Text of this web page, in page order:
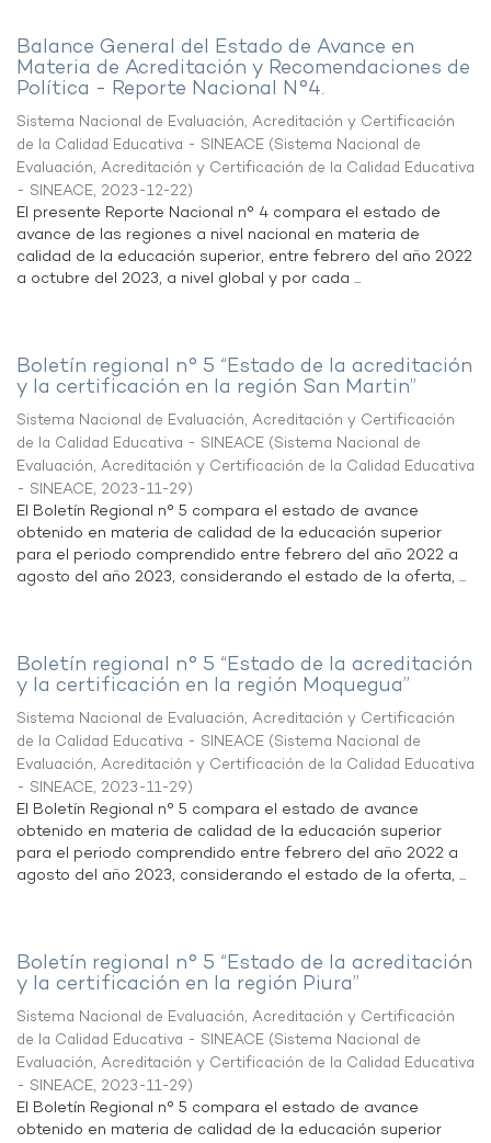
Balance General del Estado de Avance en
Materia de Acreditación y Recomendaciones de
Política - Reporte Nacional N°4.
Sistema Nacional de Evaluación, Acreditación y Certificación
de la Calidad Educativa - SINEACE (Sistema Nacional de
Evaluación, Acreditación y Certificación de la Calidad Educativa
- SINEACE, 2023-12-22)
El presente Reporte Nacional n° 4 compara el estado de
avance de las regiones a nivel nacional en materia de
calidad de la educación superior, entre febrero del año 2022
a octubre del 2023, a nivel global y por cada ...
Boletín regional n° 5 “Estado de la acreditación
y la certificación en la región San Martin”
Sistema Nacional de Evaluación, Acreditación y Certificación
de la Calidad Educativa - SINEACE (Sistema Nacional de
Evaluación, Acreditación y Certificación de la Calidad Educativa
- SINEACE, 2023-11-29)
El Boletín Regional n° 5 compara el estado de avance
obtenido en materia de calidad de la educación superior
para el periodo comprendido entre febrero del año 2022 a
agosto del año 2023, considerando el estado de la oferta, ...
Boletín regional n° 5 “Estado de la acreditación
y la certificación en la región Moquegua”
Sistema Nacional de Evaluación, Acreditación y Certificación
de la Calidad Educativa - SINEACE (Sistema Nacional de
Evaluación, Acreditación y Certificación de la Calidad Educativa
- SINEACE, 2023-11-29)
El Boletín Regional n° 5 compara el estado de avance
obtenido en materia de calidad de la educación superior
para el periodo comprendido entre febrero del año 2022 a
agosto del año 2023, considerando el estado de la oferta, ...
Boletín regional n° 5 “Estado de la acreditación
y la certificación en la región Piura”
Sistema Nacional de Evaluación, Acreditación y Certificación
de la Calidad Educativa - SINEACE (Sistema Nacional de
Evaluación, Acreditación y Certificación de la Calidad Educativa
- SINEACE, 2023-11-29)
El Boletín Regional n° 5 compara el estado de avance
obtenido en materia de calidad de la educación superior